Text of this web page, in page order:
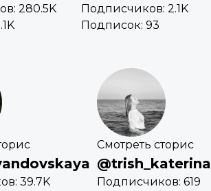
280.5K
Подписчиков: 2.1K
Подписок: 93
39.7K
Смотреть сторис
@trish_katerina
Подписчиков: 619